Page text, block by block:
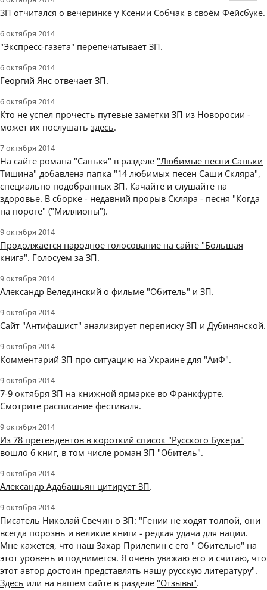
ЗП отчитался о вечеринке у Ксении Собчак в своём Фейсбуке.
6 октября 2014
"Экспресс-газета" перепечатывает ЗП.
6 октября 2014
Георгий Янс отвечает ЗП.
6 октября 2014
Кто не успел прочесть путевые заметки ЗП из Новоросии -
может их послушать здесь.
7 октября 2014
На сайте романа "Санькя" в разделе "Любимые песни Саньки
Тишина" добавлена папка "14 любимых песен Саши Скляра",
специально подобранных ЗП. Качайте и слушайте на
здоровье. В сборке - недавний прорыв Скляра - песня "Когда
на пороге" ("Миллионы").
9 октября 2014
Продолжается народное голосование на сайте "Большая
книга". Голосуем за ЗП.
9 октября 2014
Александр Велединский о фильме "Обитель" и ЗП.
9 октября 2014
Сайт "Антифашист" анализирует переписку ЗП и Дубинянской.
9 октября 2014
Комментарий ЗП про ситуацию на Украине для "АиФ".
9 октября 2014
7-9 октября ЗП на книжной ярмарке во Франкфурте.
Смотрите расписание фестиваля.
9 октября 2014
Из 78 претендентов в короткий список "Русского Букера"
вошло 6 книг, в том числе роман ЗП "Обитель".
9 октября 2014
Александр Адабашьян цитирует ЗП.
9 октября 2014
Писатель Николай Свечин о ЗП: "Гении не ходят толпой, они
всегда порознь и великие книги - редкая удача для нации.
Мне кажется, что наш Захар Прилепин с его " Обителью" на
этот уровень и поднимется. Я очень уважаю его и считаю, что
этот автор достоин представлять нашу русскую литературу".
Здесь или на нашем сайте в разделе "Отзывы".